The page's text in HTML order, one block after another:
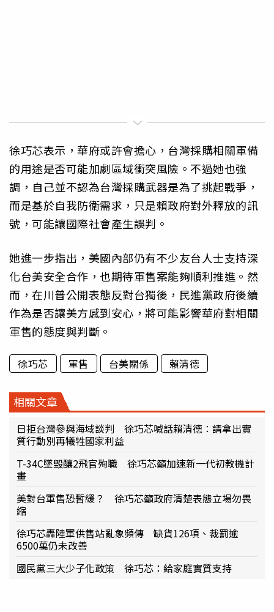
徐巧芯表示，華府或許會擔心，台灣採購相關軍備
的用途是否可能加劇區域衝突風險。不過她也強
調，自己並不認為台灣採購武器是為了挑起戰爭，
而是基於自我防衛需求，只是賴政府對外釋放的訊
號，可能讓國際社會產生誤判。
她進一步指出，美國內部仍有不少友台人士支持深
化台美安全合作，也期待軍售案能夠順利推進。然
而，在川普公開表態反對台獨後，民進黨政府後續
作為是否讓美方感到安心，將可能影響華府對相關
軍售的態度與判斷。
徐巧芯 軍售 台美關係 賴清德
相關文章
日拒台灣參與海域談判 徐巧芯喊話賴清德：請拿出實
質行動別再犧牲國家利益
T-34C墜毀釀2飛官殉職 徐巧芯籲加速新一代初教機計
畫
美對台軍售恐暫緩？ 徐巧芯籲政府清楚表態立場勿畏
縮
徐巧芯轟陸軍供售站亂象頻傳 缺貨126項、裁罰逾
6500萬仍未改善
國民黨三大少子化政策 徐巧芯：給家庭實質支持